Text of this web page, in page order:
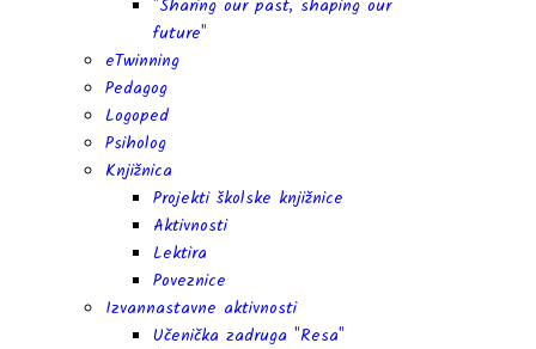
"Sharing our past, shaping our
future"
eTwinning
Pedagog
Logoped
Psiholog
Knjižnica
Projekti školske knjižnice
Aktivnosti
Lektira
Poveznice
Izvannastavne aktivnosti
Učenička zadruga "Resa"